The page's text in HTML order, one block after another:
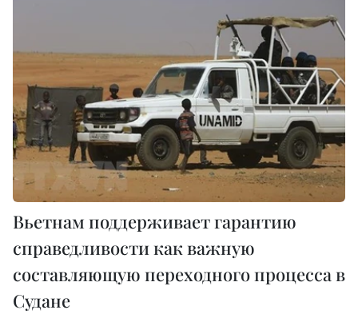
Вьетнам поддерживает гарантию
справедливости как важную
составляющую переходного процесса в
Судане